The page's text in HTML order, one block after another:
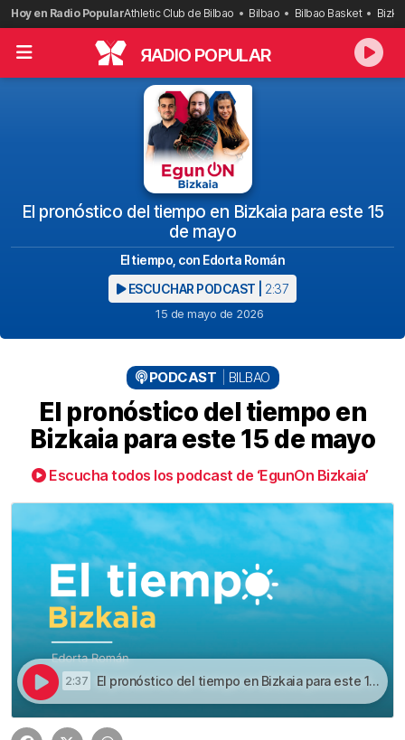
Saltar
al
contenido
Hoy en Radio PopularAthletic Club de Bilbao Bilbao Bilbao Basket
RADIO POPULAR
El pronóstico del tiempo en Bizkaia para este 15
de mayo
El tiempo, con Edorta Román
ESCUCHAR PODCAST | 2:37
15 de mayo de 2026
PODCAST BILBAO
El pronóstico del tiempo en
Bizkaia para este 15 de mayo
Escucha todos los podcast de ‘EgunOn Bizkaia’
2:37 El pronóstico del tiempo en Bizkaia para este 15 de mayo | El pronóstico del tiempo en Bizkaia para este 15 de mayo